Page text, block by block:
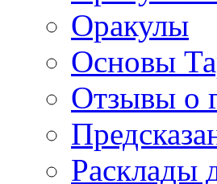
Оракулы
Основы
Отзывы о
Расклады